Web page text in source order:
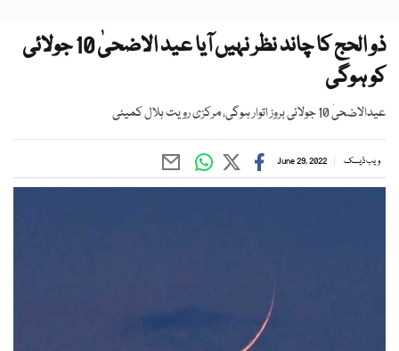
ذو الحج کا چاند نظر نہیں آیا عید الاضحیٰ 10 جولائی
کو ہوگی
عیدالاضحیٰ 10 جولائی بروز اتوار ہوگی، مرکزی رویت ہلال کمیٹی
ویب ڈیسک June 29, 2022